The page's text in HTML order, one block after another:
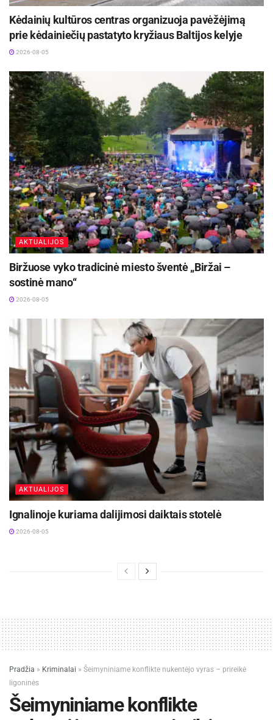
Kėdainių kultūros centras organizuoja pavėžėjimą
prie kėdainiečių pastatyto kryžiaus Baltijos kelyje
2026-08-05
AKTUALIJOS
Biržuose vyko tradicinė miesto šventė „Biržai –
sostinė mano“
2026-08-05
AKTUALIJOS
Ignalinoje kuriama dalijimosi daiktais stotelė
2026-08-05
Pradžia » Kriminalai » Šeimyniniame konflikte nukentėjo vyras – prireikė
ligoninės
Šeimyniniame konflikte